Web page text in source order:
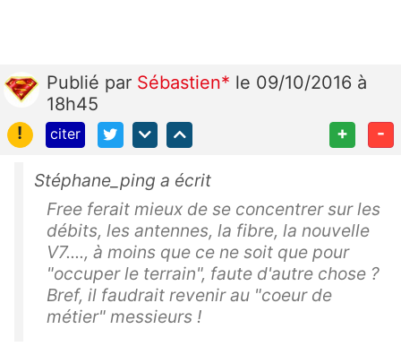
Publié par Sébastien* le 09/10/2016 à
18h45
!
citer + -
Stéphane_ping a écrit
Free ferait mieux de se concentrer sur les
débits, les antennes, la fibre, la nouvelle
V7...., à moins que ce ne soit que pour
"occuper le terrain", faute d'autre chose ?
Bref, il faudrait revenir au "coeur de
métier" messieurs !